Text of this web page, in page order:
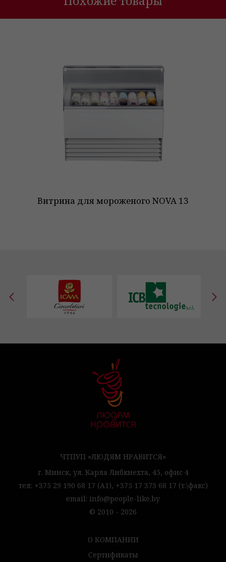
Витрина для мороженого NOVA 13
ЧТПУП «ЛЮДЯМ НРАВИТСЯ»
г. Минск, ул. Карла Либкнехта, 45, офис 4
тел: +375 29 190 68 17 (А1), +375 17 373 68 17 (т.\факс)
email: info@people-like.by
© 2010 - 2026
О КОМПАНИИ
Сертификаты